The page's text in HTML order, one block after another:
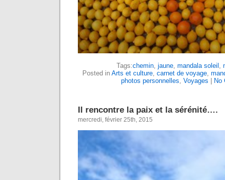
Tags:chemin, jaune, mandala soleil ,
Posted in Arts et culture, carnet de voyage,
photos personnelles, Voyages No
Il rencontre la paix et la sérénité….
mercredi, février 25th, 2015